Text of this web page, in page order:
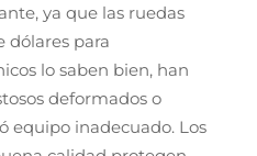
ya que las ruedas
dólares para
lo saben bien, han
deformados o
equipo inadecuado. Los